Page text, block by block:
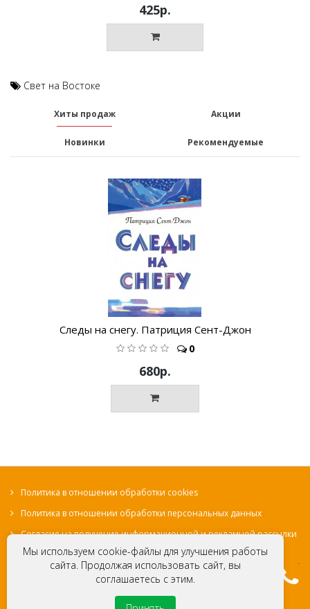
Мы используем cookie-файлы для улучшения работы
сайта. Продолжая использовать сайт, вы
соглашаетесь с этим.
425р.
Свет на Востоке
Хиты продаж Акции
Новинки Рекомендуемые
Следы на снегу. Патриция Сент-Джон
0
680р.
Политика в отношении обработки cookies
Политика в отношении обработки персональных данных
Согласие на получение информационной и рекламной рассылки
© Местная Религиозная Организация «Христианская
миссия Евангельских христиан-баптистов «Свет на